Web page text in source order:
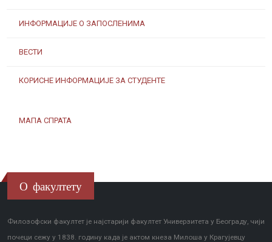
ИНФОРМАЦИЈЕ О ЗАПОСЛЕНИМА
ВЕСТИ
КОРИСНЕ ИНФОРМАЦИЈЕ ЗА СТУДЕНТЕ
МАПА СПРАТА
О факултету
Филозофски факултет је најстарији факултет Универзитета у Београду, чији
почеци сежу у 1838. годину када је актом кнеза Милоша у Крагујевцу